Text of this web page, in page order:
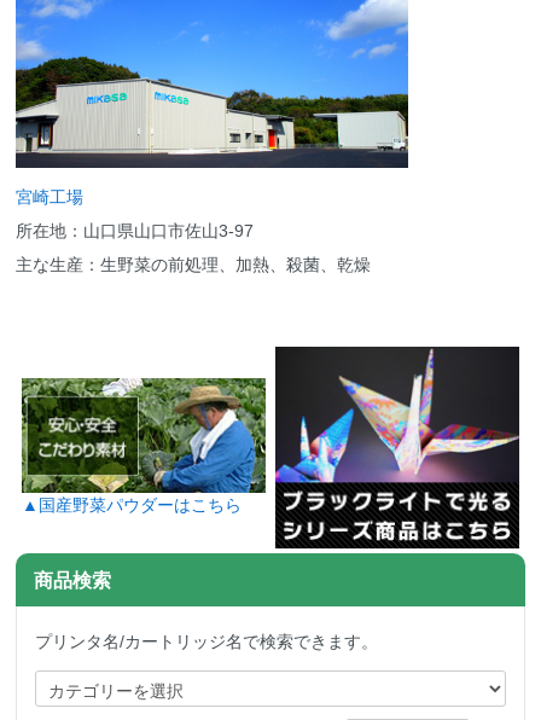
宮崎工場
所在地：山口県山口市佐山3-97
主な生産：生野菜の前処理、加熱、殺菌、乾燥
▲国産野菜パウダーはこちら
商品検索
プリンタ名/カートリッジ名で検索できます。